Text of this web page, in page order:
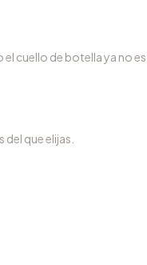
el cuello de botella ya no
que elijas.